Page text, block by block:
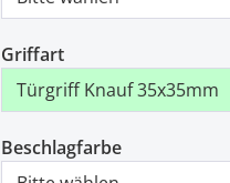
Griffart
Beschlagfarbe